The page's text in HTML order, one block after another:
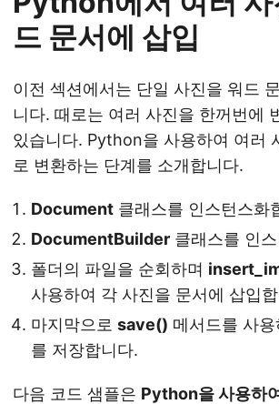
드 문서에 삽입
이전 섹션에서는 단일 사진을 워드
니다. 때로는 여러 사진을 한꺼번에
있습니다. Python을 사용하여 여러
로 변환하는 단계를 소개합니다.
Document 클래스를 인스턴스화
DocumentBuilder 클래스를 인
폴더의 파일을 순회하며
사용하여 각 사진을 문서에 삽입
마지막으로 save() 메서드를 사
를 저장합니다.
다음 코드 샘플은 Python을 사용하